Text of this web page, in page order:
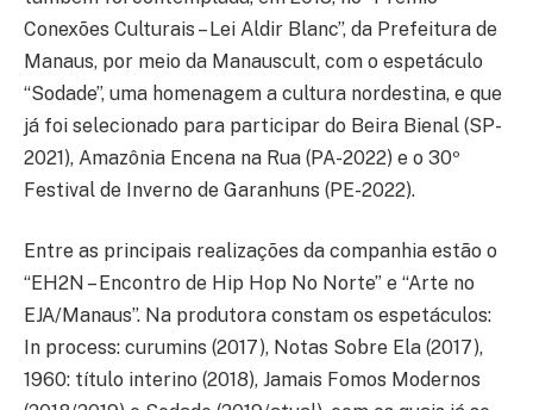
Conexões Culturais – Lei Aldir Blanc”, da Prefeitura de
Manaus, por meio da Manauscult, com o espetáculo
“Sodade”, uma homenagem a cultura nordestina, e que
já foi selecionado para participar do Beira Bienal (SP-
2021), Amazônia Encena na Rua (PA-2022) e o 30º
Festival de Inverno de Garanhuns (PE-2022).
Entre as principais realizações da companhia estão o
“EH2N – Encontro de Hip Hop No Norte” e “Arte no
EJA/Manaus”. Na produtora constam os espetáculos:
In process: curumins (2017), Notas Sobre Ela (2017),
1960: título interino (2018), Jamais Fomos Modernos